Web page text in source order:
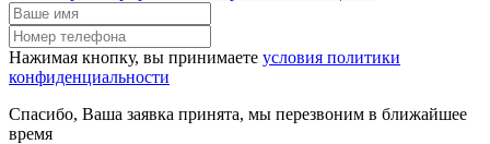
Нажимая кнопку, вы принимаете условия политики
конфиденциальности
Спасибо, Ваша заявка принята, мы перезвоним в ближайшее
время